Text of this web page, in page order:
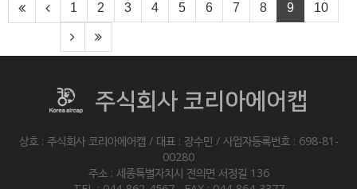
1 2 3 4 5 6 7 8 9 10
주식회사 코리아에어캡
상호 : 주식회사 코리아에어캡 / 대표 : 장수민 / 사업자등록번호 : 698-81-
00280
주소 : 세종특별자치시 전의면 서정길 136